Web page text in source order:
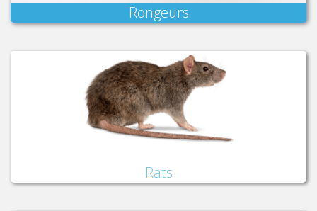
Rongeurs
Rats